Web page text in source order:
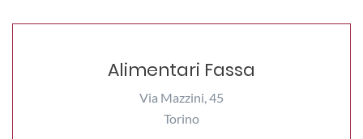
Alimentari Fassa
Via Mazzini, 45
Torino